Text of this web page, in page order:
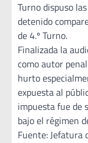
Turno dispuso
detenido
de 4.º Turno.
Finalizada la
como autor
hurto
expuesta al
impuesta fue de
bajo el régimen
Fuente: Jefatura